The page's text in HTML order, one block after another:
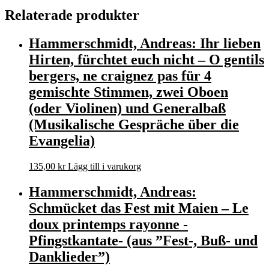
Relaterade produkter
Hammerschmidt, Andreas: Ihr lieben
Hirten, fürchtet euch nicht – O gentils
bergers, ne craignez pas für 4
gemischte Stimmen, zwei Oboen
(oder Violinen) und Generalbaß
(Musikalische Gespräche über die
Evangelia)
135,00 kr Lägg till i varukorg
Hammerschmidt, Andreas:
Schmücket das Fest mit Maien – Le
doux printemps rayonne -
Pfingstkantate- (aus ”Fest-, Buß- und
Danklieder”)